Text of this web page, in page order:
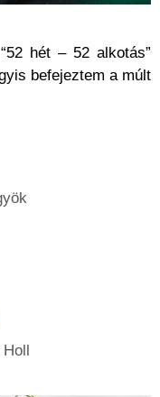
hét – 52 alkotás”
befejeztem a múlt